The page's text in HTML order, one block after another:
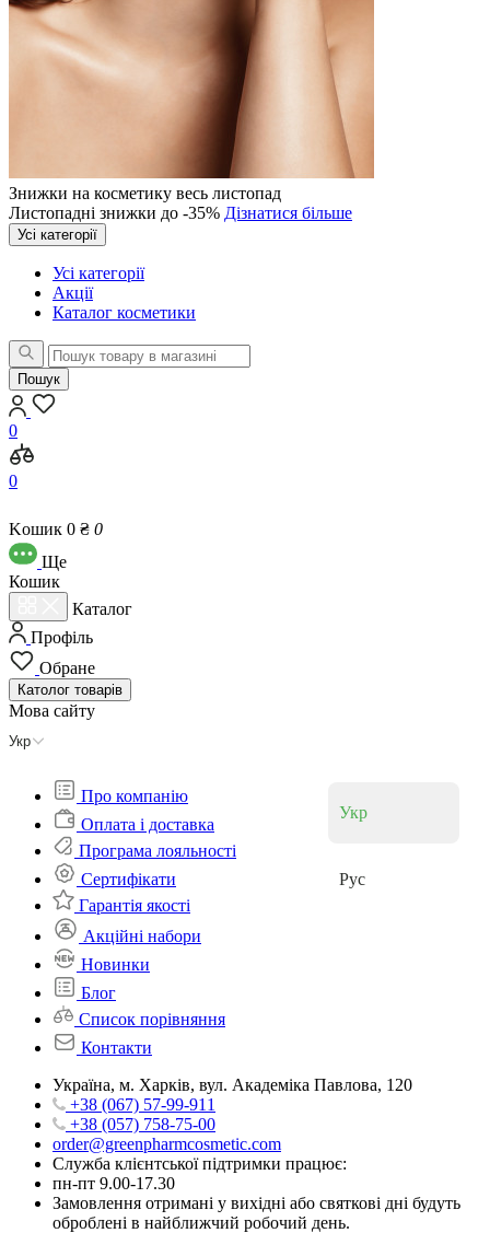
Знижки на косметику весь листопад
Листопадні знижки до -35% Дізнатися більше
Усі категорії
Усі категорії
Акції
Каталог косметики
Пошук
0
0
Kошик 0 ₴ 0
Ще
Кошик
Каталог
Профіль
Обране
Католог товарів
Мова сайту
Укр
Укр
Рус
Про компанію
Оплата і доставка
Програма лояльності
Cертифікати
Гарантія якості
Акційні набори
Новинки
Блог
Список порівняння
Контакти
Україна, м. Харків, вул. Академіка Павлова, 120
+38 (067) 57-99-911
+38 (057) 758-75-00
order@greenpharmcosmetic.com
Служба клієнтської підтримки працює:
пн-пт 9.00-17.30
Замовлення отримані у вихідні або святкові дні будуть
оброблені в найближчий робочий день.